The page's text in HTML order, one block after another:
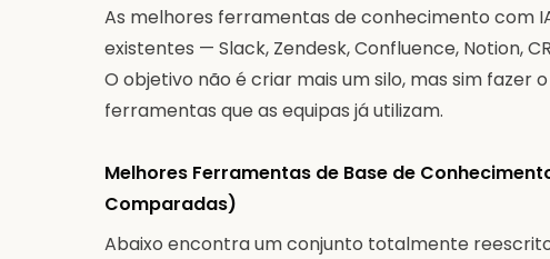
As melhores ferramentas de conhecimento com
existentes — Slack, Zendesk, Confluence, Notion,
O objetivo não é criar mais um silo, mas sim
ferramentas que as equipas já utilizam.
Melhores Ferramentas de Base de
Comparadas)
Abaixo encontra um conjunto totalmente